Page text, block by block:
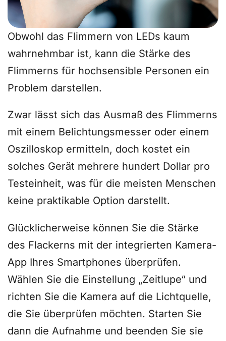
Obwohl das Flimmern von LEDs kaum
wahrnehmbar ist, kann die Stärke des
Flimmerns für hochsensible Personen ein
Problem darstellen.
Zwar lässt sich das Ausmaß des Flimmerns
mit einem Belichtungsmesser oder einem
Oszilloskop ermitteln, doch kostet ein
solches Gerät mehrere hundert Dollar pro
Testeinheit, was für die meisten Menschen
keine praktikable Option darstellt.
Glücklicherweise können Sie die Stärke
des Flackerns mit der integrierten Kamera-
App Ihres Smartphones überprüfen.
Wählen Sie die Einstellung „Zeitlupe“ und
richten Sie die Kamera auf die Lichtquelle,
die Sie überprüfen möchten. Starten Sie
dann die Aufnahme und beenden Sie sie